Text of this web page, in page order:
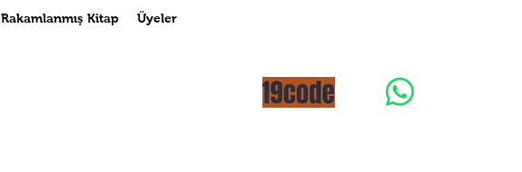
Rakamlanmış Kitap Üyeler